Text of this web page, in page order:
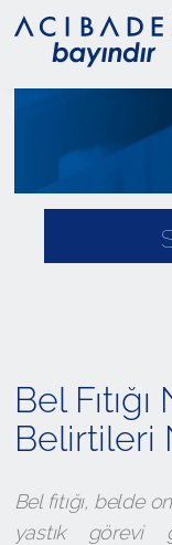
Bel Fıtığı
Belirtileri
Bel fıtığı, belde
yastık görevi